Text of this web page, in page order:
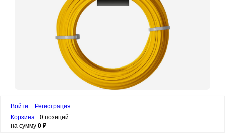
триммера (75010-2.0)
Войти
Регистрация
Корзина
0 позиций
на сумму0 ₽